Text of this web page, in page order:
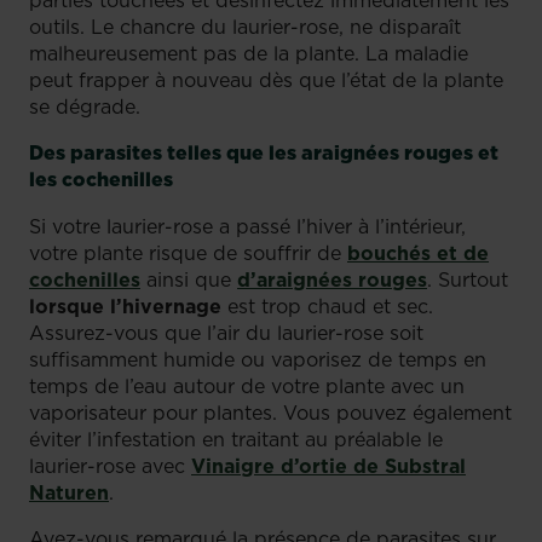
outils. Le chancre du laurier-rose, ne disparaît
malheureusement pas de la plante. La maladie
peut frapper à nouveau dès que l’état de la plante
se dégrade.
Des parasites telles que les araignées rouges et
les cochenilles
Si votre laurier-rose a passé l’hiver à l’intérieur,
votre plante risque de souffrir de bouchés et de
cochenilles ainsi que d’araignées rouges. Surtout
lorsque l’hivernage est trop chaud et sec.
Assurez-vous que l’air du laurier-rose soit
suffisamment humide ou vaporisez de temps en
temps de l’eau autour de votre plante avec un
vaporisateur pour plantes. Vous pouvez également
éviter l’infestation en traitant au préalable le
laurier-rose avec Vinaigre d’ortie de Substral
Naturen.